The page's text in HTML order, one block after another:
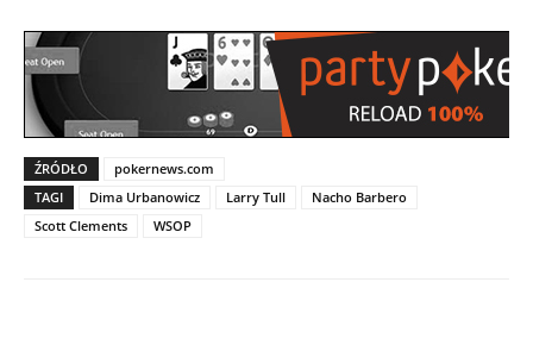
ŹRÓDŁO
pokernews.com
TAGI
Dima Urbanowicz Larry Tull
Nacho Barbero
Scott Clements
WSOP